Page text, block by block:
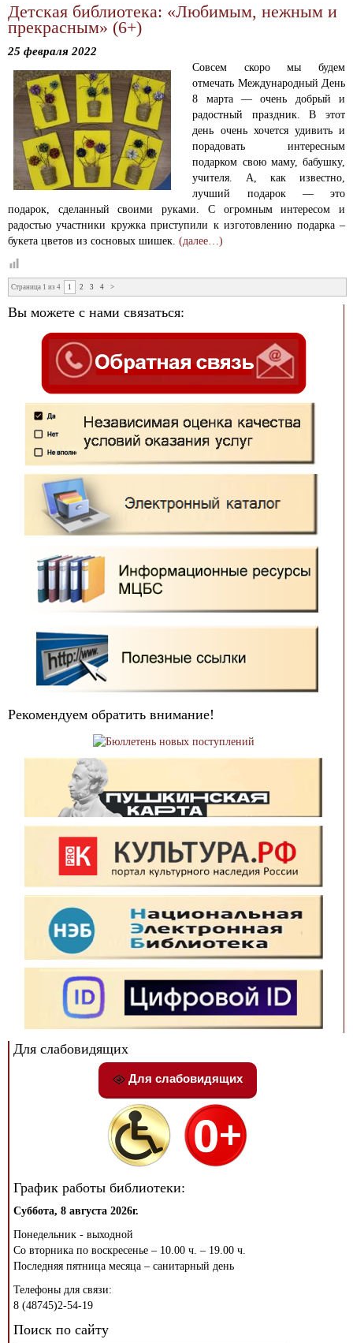
Детская библиотека: «Любимым, нежным и
прекрасным» (6+)
25 февраля 2022
Совсем скоро мы будем
отмечать Международный День
8 марта — очень добрый и
радостный праздник. В этот
день очень хочется удивить и
порадовать интересным
подарком свою маму, бабушку,
учителя. А, как известно,
лучший подарок — это
подарок, сделанный своими руками. С огромным интересом и
радостью участники кружка приступили к изготовлению подарка –
букета цветов из сосновых шишек. (далее…)
Страница 1 из 4 1 2 3 4 >
Вы можете с нами связаться:
Рекомендуем обратить внимание!
Для слабовидящих
Для слабовидящих
График работы библиотеки:
Суббота, 8 августа 2026г.
Понедельник - выходной
Со вторника по воскресенье – 10.00 ч. – 19.00 ч.
Последняя пятница месяца – санитарный день
Телефоны для связи:
8 (48745)2-54-19
Поиск по сайту